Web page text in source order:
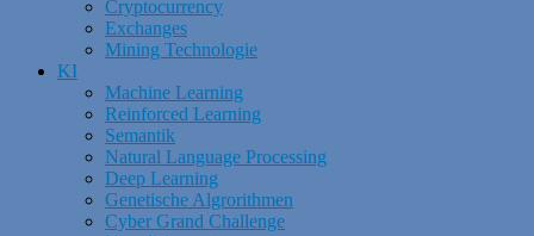
Cryptocurrency
Exchanges
Mining Technologie
KI
Machine Learning
Reinforced Learning
Semantik
Natural Language Processing
Deep Learning
Genetische Algrorithmen
Cyber Grand Challenge